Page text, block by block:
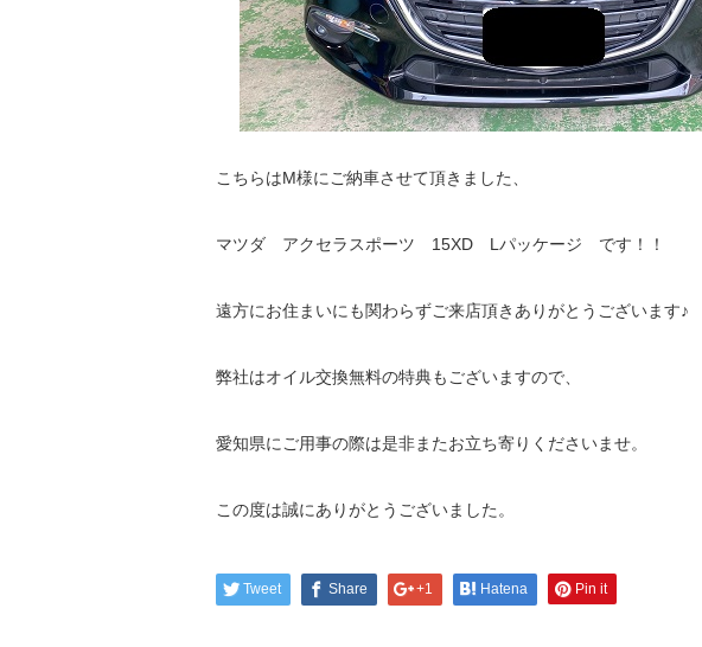
こちらはM様にご納車させて頂きました、
マツダ アクセラスポーツ 15XD Lパッケージ です！！
遠方にお住まいにも関わらずご来店頂きありがとうございます♪
弊社はオイル交換無料の特典もございますので、
愛知県にご用事の際は是非またお立ち寄りくださいませ。
この度は誠にありがとうございました。
Tweet Share +1 Hatena Pin it